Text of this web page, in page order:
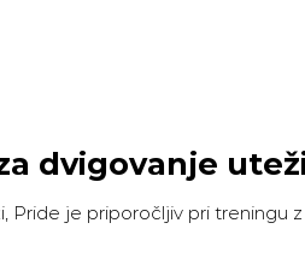
dvigovanje
Pride je priporočljiv pri treningu